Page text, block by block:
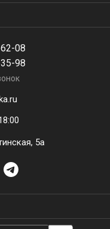
08
98
5а